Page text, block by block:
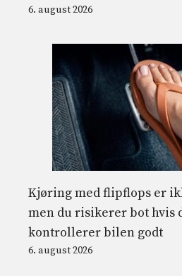
6. august 2026
Kjøring med flipflops er
men du risikerer bot hvis
kontrollerer bilen godt
6. august 2026